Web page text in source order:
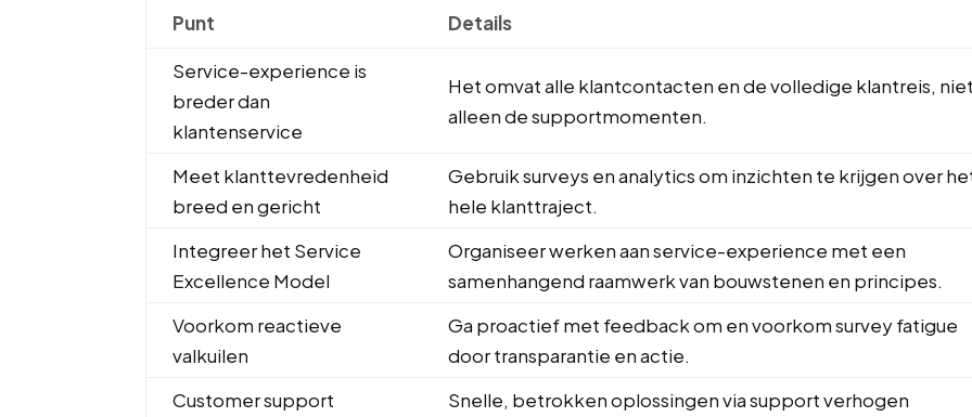
Punt
Details
Service-experience is
breder dan
klantenservice
Het omvat alle klantcontacten en de volledige klantreis, niet
alleen de supportmomenten.
Meet klanttevredenheid
breed en gericht
Gebruik surveys en analytics om inzichten te krijgen over
hele klanttraject.
Integreer het Service
Excellence Model
Organiseer werken aan service-experience met een
samenhangend raamwerk van bouwstenen en principes.
Voorkom reactieve
valkuilen
Ga proactief met feedback om en voorkom survey fatigue
door transparantie en actie.
Customer support
Snelle, betrokken oplossingen via support verhogen